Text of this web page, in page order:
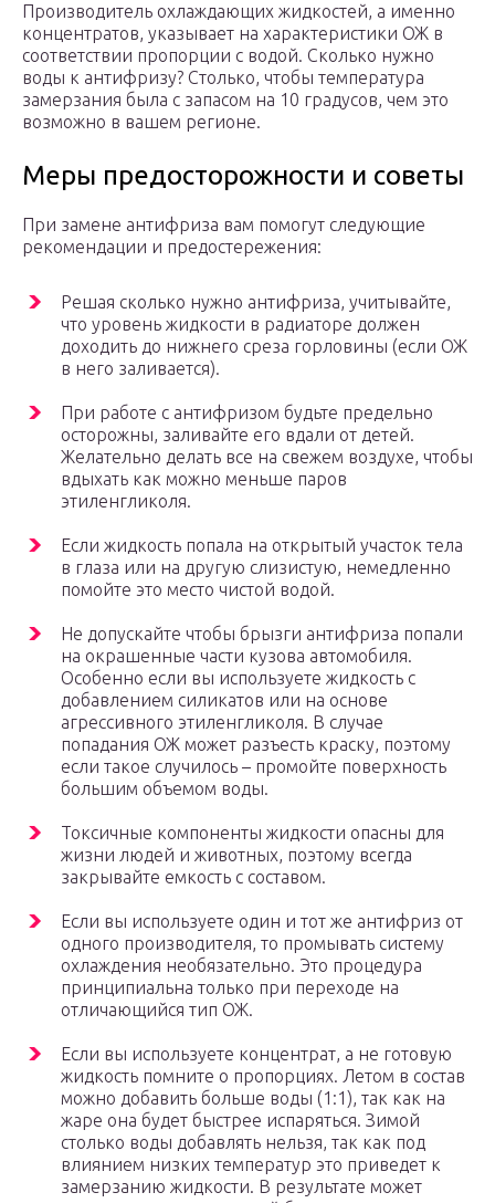
Производитель охлаждающих жидкостей, а именно
концентратов, указывает на характеристики ОЖ в
соответствии пропорции с водой. Сколько нужно
воды к антифризу? Столько, чтобы температура
замерзания была с запасом на 10 градусов, чем это
возможно в вашем регионе.
Меры предосторожности и советы
При замене антифриза вам помогут следующие
рекомендации и предостережения:
Решая сколько нужно антифриза, учитывайте,
что уровень жидкости в радиаторе должен
доходить до нижнего среза горловины (если ОЖ
в него заливается).
При работе с антифризом будьте предельно
осторожны, заливайте его вдали от детей.
Желательно делать все на свежем воздухе, чтобы
вдыхать как можно меньше паров
этиленгликоля.
Если жидкость попала на открытый участок тела
в глаза или на другую слизистую, немедленно
помойте это место чистой водой.
Не допускайте чтобы брызги антифриза попали
на окрашенные части кузова автомобиля.
Особенно если вы используете жидкость с
добавлением силикатов или на основе
агрессивного этиленгликоля. В случае
попадания ОЖ может разъесть краску, поэтому
если такое случилось – промойте поверхность
большим объемом воды.
Токсичные компоненты жидкости опасны для
жизни людей и животных, поэтому всегда
закрывайте емкость с составом.
Если вы используете один и тот же антифриз от
одного производителя, то промывать систему
охлаждения необязательно. Это процедура
принципиальна только при переходе на
отличающийся тип ОЖ.
Если вы используете концентрат, а не готовую
жидкость помните о пропорциях. Летом в состав
можно добавить больше воды (1:1), так как на
жаре она будет быстрее испаряться. Зимой
столько воды добавлять нельзя, так как под
влиянием низких температур это приведет к
замерзанию жидкости. В результате может